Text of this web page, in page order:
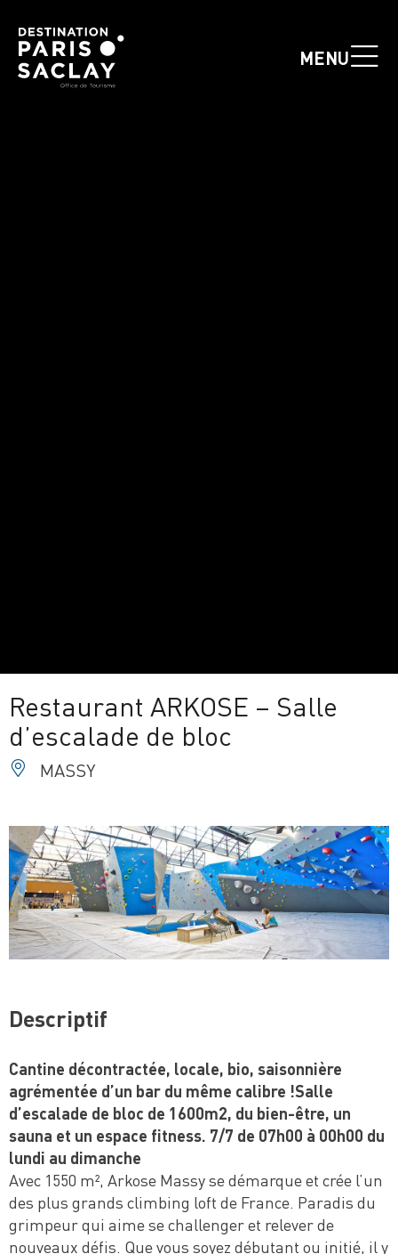
MENU
Restaurant ARKOSE – Salle
d’escalade de bloc
MASSY
Descriptif
Cantine décontractée, locale, bio, saisonnière
agrémentée d’un bar du même calibre !Salle
d’escalade de bloc de 1600m2, du bien-être, un
sauna et un espace fitness. 7/7 de 07h00 à 00h00 du
lundi au dimanche
Avec 1550 m², Arkose Massy se démarque et crée l’un
des plus grands climbing loft de France. Paradis du
grimpeur qui aime se challenger et relever de
nouveaux défis. Que vous soyez débutant ou initié, il y